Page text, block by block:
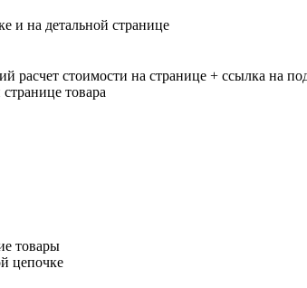
и на детальной странице
расчет стоимости на странице + ссылка на
товара
товары
цепочке